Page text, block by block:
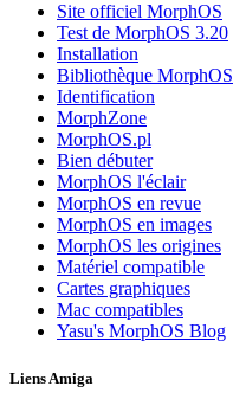
Site officiel MorphOS
Test de MorphOS 3.20
Installation
Bibliothèque MorphOS
Identification
MorphZone
MorphOS.pl
Bien débuter
MorphOS l'éclair
MorphOS en revue
MorphOS en images
MorphOS les origines
Matériel compatible
Cartes graphiques
Mac compatibles
Yasu's MorphOS Blog
Liens Amiga